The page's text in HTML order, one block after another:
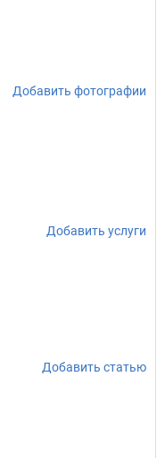
Добавить фотографии
Добавить услуги
Добавить статью